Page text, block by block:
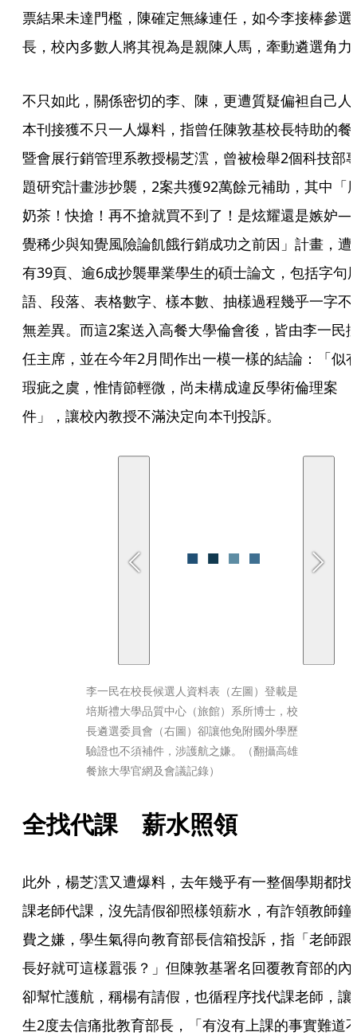
票結果未達門檻，陳確定無緣連任，如今李接棒參選
長，校內多數人將其視為是親陳人馬，牽動遴選角力
不只如此，關係密切的李、陳，更遭質疑偏袒自己人
本刊接獲不只一人爆料，指曾任陳敦基校長特助的餐
暨會展行銷管理系教授楊芝澐，曾被檢舉2個科技部
題研究計畫涉抄襲，2案共獲92萬餘元補助，其中「
奶茶！快搶！再不搶就買不到了！是炫耀還是嫉妒—
覺稀少與知覺風險論飢餓行銷成功之前因」計畫，遭
有39頁、逾6成抄襲畢業學生的碩士論文，包括字句
語、段落、表格數字、樣本數、抽樣過程幾乎一字不
無差異。而這2案送入高餐大學倫會後，皆由李一民
任主席，並在今年2月間作出一模一樣的結論：「似
瑕疵之虞，惟情節輕微，尚未構成違反學術倫理案
件」，讓校內教授不滿決定向本刊投訴。
李一民在校長候選人資料表（左圖）登載是
培斯禮大學品質中心（旅館）系所博士，校
長遴選委員會（右圖）卻讓他免附國外學歷
驗證也不須補件，涉護航之嫌。（翻攝高雄
餐旅大學官網及會議記錄）
全找代課　薪水照領
此外，楊芝澐又遭爆料，去年幾乎有一整個學期都找
課老師代課，沒先請假卻照樣領薪水，有詐領教師鐘
費之嫌，學生氣得向教育部長信箱投訴，指「老師跟
長好就可這樣囂張？」但陳敦基署名回覆教育部的內
卻幫忙護航，稱楊有請假，也循程序找代課老師，讓
生2度去信痛批教育部長，「有沒有上課的事實難道